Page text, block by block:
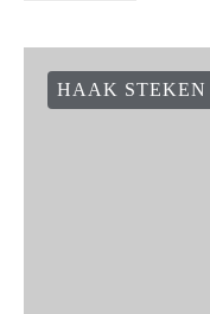
HAAK STEKEN